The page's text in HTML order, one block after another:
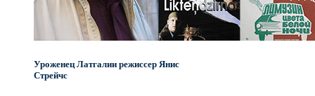
Уроженец Латгалии режиссер Янис
Стрейчc